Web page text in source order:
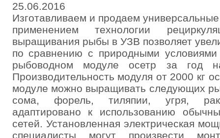
25.06.2016
Изготавливаем и продаем
применением технологии
выращивания рыбы в УЗВ позволяет
по сравнению с природными
рыбоводном модуле осетр за год
Производительность модуля от 2000 кг
модуле можно выращивать следующих
сома, форель, тиляпии, угря,
адаптировано к использованию
сетей. Установленная электрическая
специалисты могут произвести